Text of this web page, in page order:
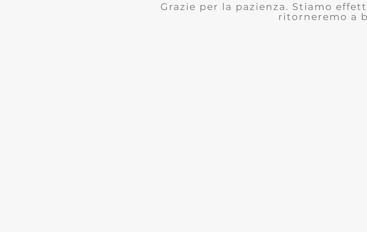
Grazie per la pazienza. Stiamo
ritorneremo a